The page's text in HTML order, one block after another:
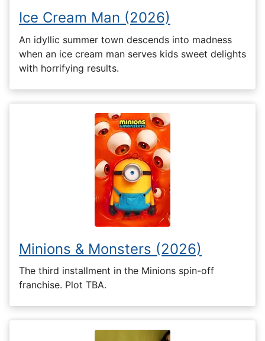
Ice Cream Man (2026)
An idyllic summer town descends into madness
when an ice cream man serves kids sweet delights
with horrifying results.
Minions & Monsters (2026)
The third installment in the Minions spin-off
franchise. Plot TBA.